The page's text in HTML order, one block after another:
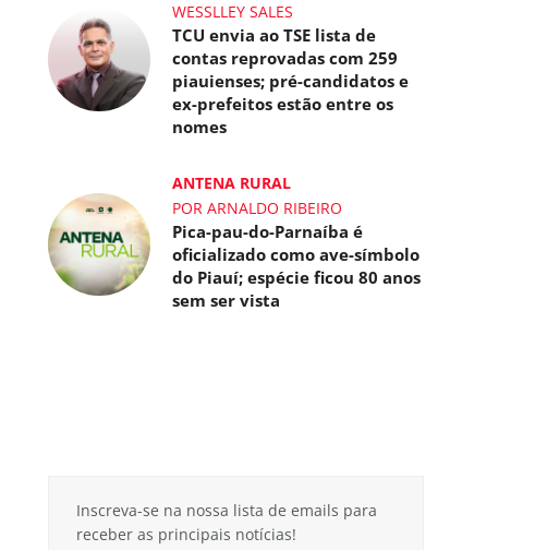
WESSLLEY SALES
TCU envia ao TSE lista de
contas reprovadas com 259
piauienses; pré-candidatos e
ex-prefeitos estão entre os
nomes
ANTENA RURAL
POR ARNALDO RIBEIRO
Pica-pau-do-Parnaíba é
oficializado como ave-símbolo
do Piauí; espécie ficou 80 anos
sem ser vista
Inscreva-se na nossa lista de emails para
receber as principais notícias!